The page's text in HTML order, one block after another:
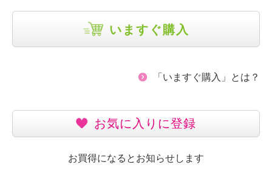
いますぐ購入
「いますぐ購入」とは？
お気に入りに登録
お買得になるとお知らせします